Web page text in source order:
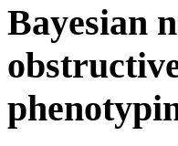
Bayesian